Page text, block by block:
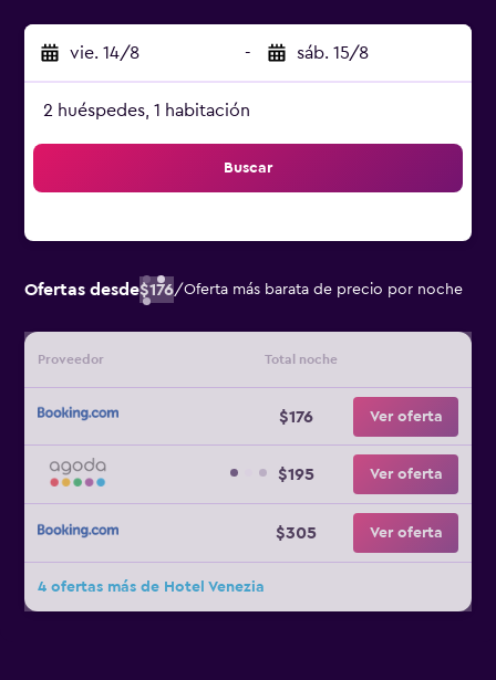
vie. 14/8 - sáb. 15/8
2 huéspedes, 1 habitación
Buscar
Ofertas desde$176/Oferta más barata de precio por noche
Proveedor Total noche
$176 Ver oferta
$195 Ver oferta
$305 Ver oferta
4 ofertas más de Hotel Venezia